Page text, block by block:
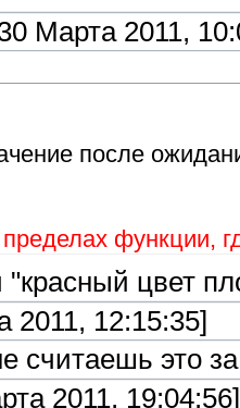
Марта 2011,
после
функции,
цвет
2011, 12:15:35]
считаешь это
2011, 19:04:56]